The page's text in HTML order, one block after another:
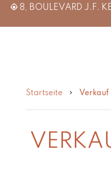
8, BOULEVARD J.F.
Startseite Verkauf